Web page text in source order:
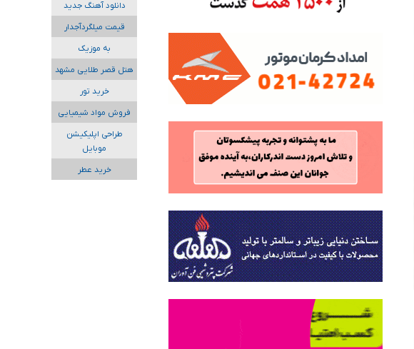
دانلود آهنگ جدید
قیمت میلگردآجدار
به موزیک
هتل قصر طلایی مشهد
خرید تور
فروش مواد شیمیایی
طراحی اپلیکیشن
موبایل
خرید عطر